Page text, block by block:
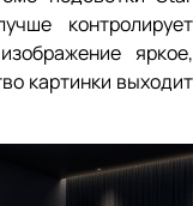
контролирует
яркое,
картинки выходит